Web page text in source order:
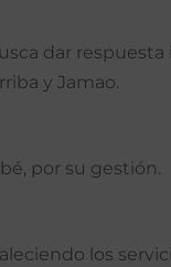
dar
y Jamao.
por su gestión.
los